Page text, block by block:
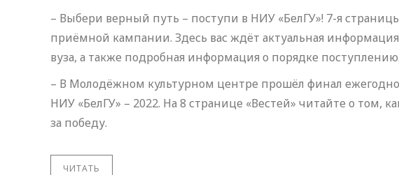
– Выбери верный путь – поступи в НИУ «БелГУ»! 7-я
приёмной кампании. Здесь вас ждёт актуальная
вуза, а также подробная информация о порядке поступлению.
– В Молодёжном культурном центре прошёл финал
НИУ «БелГУ» – 2022. На 8 странице «Вестей» читайте о том,
за победу.
ЧИТАТЬ